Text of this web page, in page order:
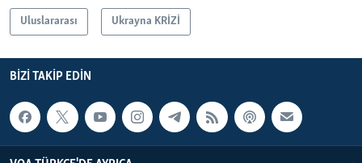
Uluslararası Ukrayna KRİZİ
BIZI TAKIP EDIN